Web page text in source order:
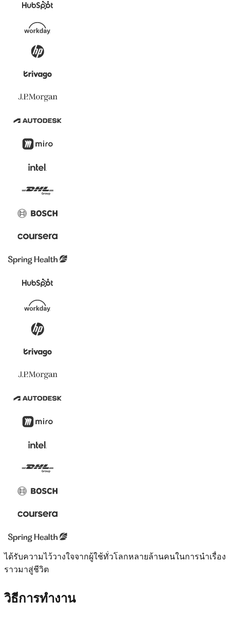
ได้รับความไว้วางใจจากผู้ใช้ทั่วโลกหลายล้านคนในการนำเรื่อง
ราวมาสู่ชีวิต
วิธีการทำงาน